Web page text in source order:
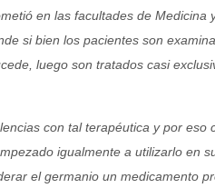
en las facultades de Medicina
si bien los pacientes son
, luego son tratados casi
con tal terapéutica y por eso
igualmente a utilizarlo en
el germanio un medicamento